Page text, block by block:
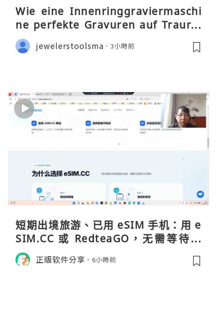
Wie eine Innenringgraviermaschi
ne perfekte Gravuren auf Traurin
gen ermöglicht
jewelerstoolsma 3小時前
短期出境旅游、已用 eSIM 手机：用 e
SIM.CC 或 RedteaGO，无需等待收
货。需要“当地号码 + 通话短信”（如
打车、外卖、客户联络）：优先 Redt
正版软件分享 6小時前